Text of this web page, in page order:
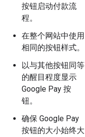
按钮启动付款流
程。
在整个网站中使用
相同的按钮样式。
以与其他按钮同等
的醒目程度显示
Google Pay 按
钮。
确保 Google Pay
按钮的大小始终大